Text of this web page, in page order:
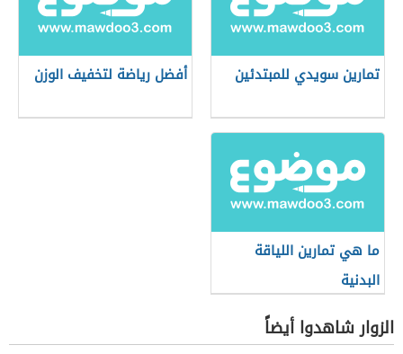
تمارين سويدي للمبتدئين أفضل رياضة لتخفيف الوزن
ما هي تمارين اللياقة
البدنية
الزوار شاهدوا أيضاً